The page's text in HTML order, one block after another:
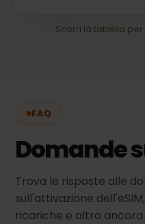
Scorri la tabella
FAQ
Domande
Trova le risposte alle
sull'attivazione
ricariche e altro ancora.